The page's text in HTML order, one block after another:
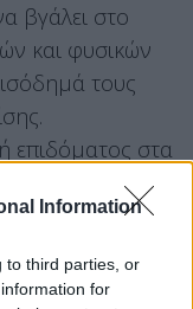
Information
to third parties, or
for
βγάλει στο
και φυσικών
τους
επιδόματος στα
μπορούν να
που
δικαιολογία